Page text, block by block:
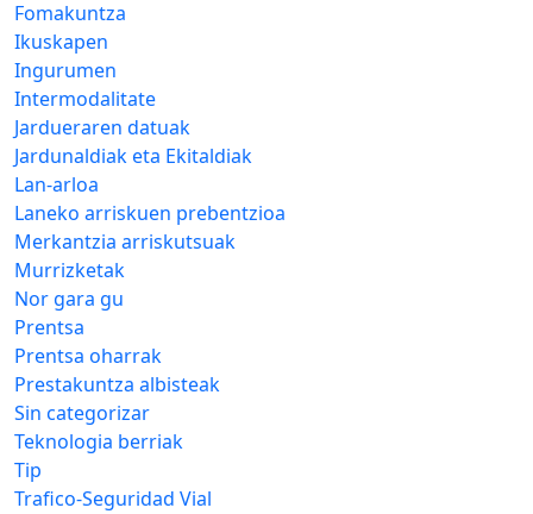
Fomakuntza
Ikuskapen
Ingurumen
Intermodalitate
Jardueraren datuak
Jardunaldiak eta Ekitaldiak
Lan-arloa
Laneko arriskuen prebentzioa
Merkantzia arriskutsuak
Murrizketak
Nor gara gu
Prentsa
Prentsa oharrak
Prestakuntza albisteak
Sin categorizar
Teknologia berriak
Tip
Trafico-Seguridad Vial